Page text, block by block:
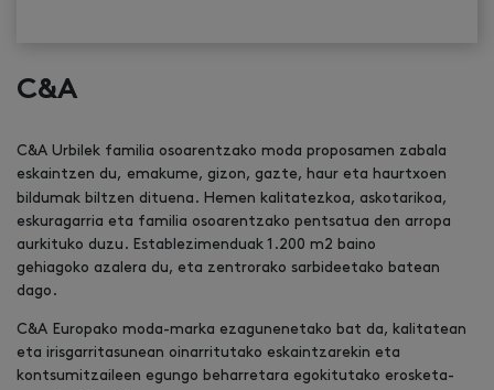
C&A
C&A Urbilek familia osoarentzako moda proposamen zabala
eskaintzen du, emakume, gizon, gazte, haur eta haurtxoen
bildumak biltzen dituena. Hemen kalitatezkoa, askotarikoa,
eskuragarria eta familia osoarentzako pentsatua den arropa
aurkituko duzu. Establezimenduak 1.200 m2 baino
gehiagoko azalera du, eta zentrorako sarbideetako batean
dago.
C&A Europako moda-marka ezagunenetako bat da, kalitatean
eta irisgarritasunean oinarritutako eskaintzarekin eta
kontsumitzaileen egungo beharretara egokitutako erosketa-